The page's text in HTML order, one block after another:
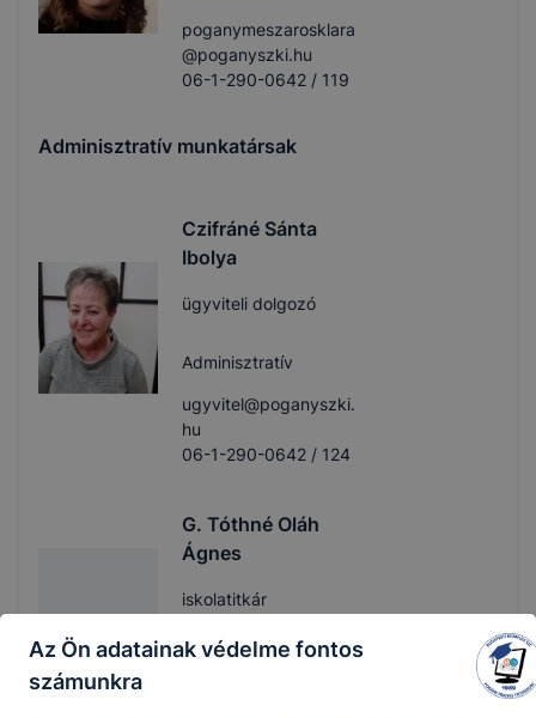
poganymeszarosklara
@poganyszki.hu
06-1-290-0642 / 119
Adminisztratív munkatársak
Czifráné Sánta
Ibolya
ügyviteli dolgozó
Adminisztratív
ugyvitel@poganyszki.
hu
06-1-290-0642 / 124
G. Tóthné Oláh
Ágnes
iskolatitkár
Adminisztratív
Az Ön adatainak védelme fontos
számunkra